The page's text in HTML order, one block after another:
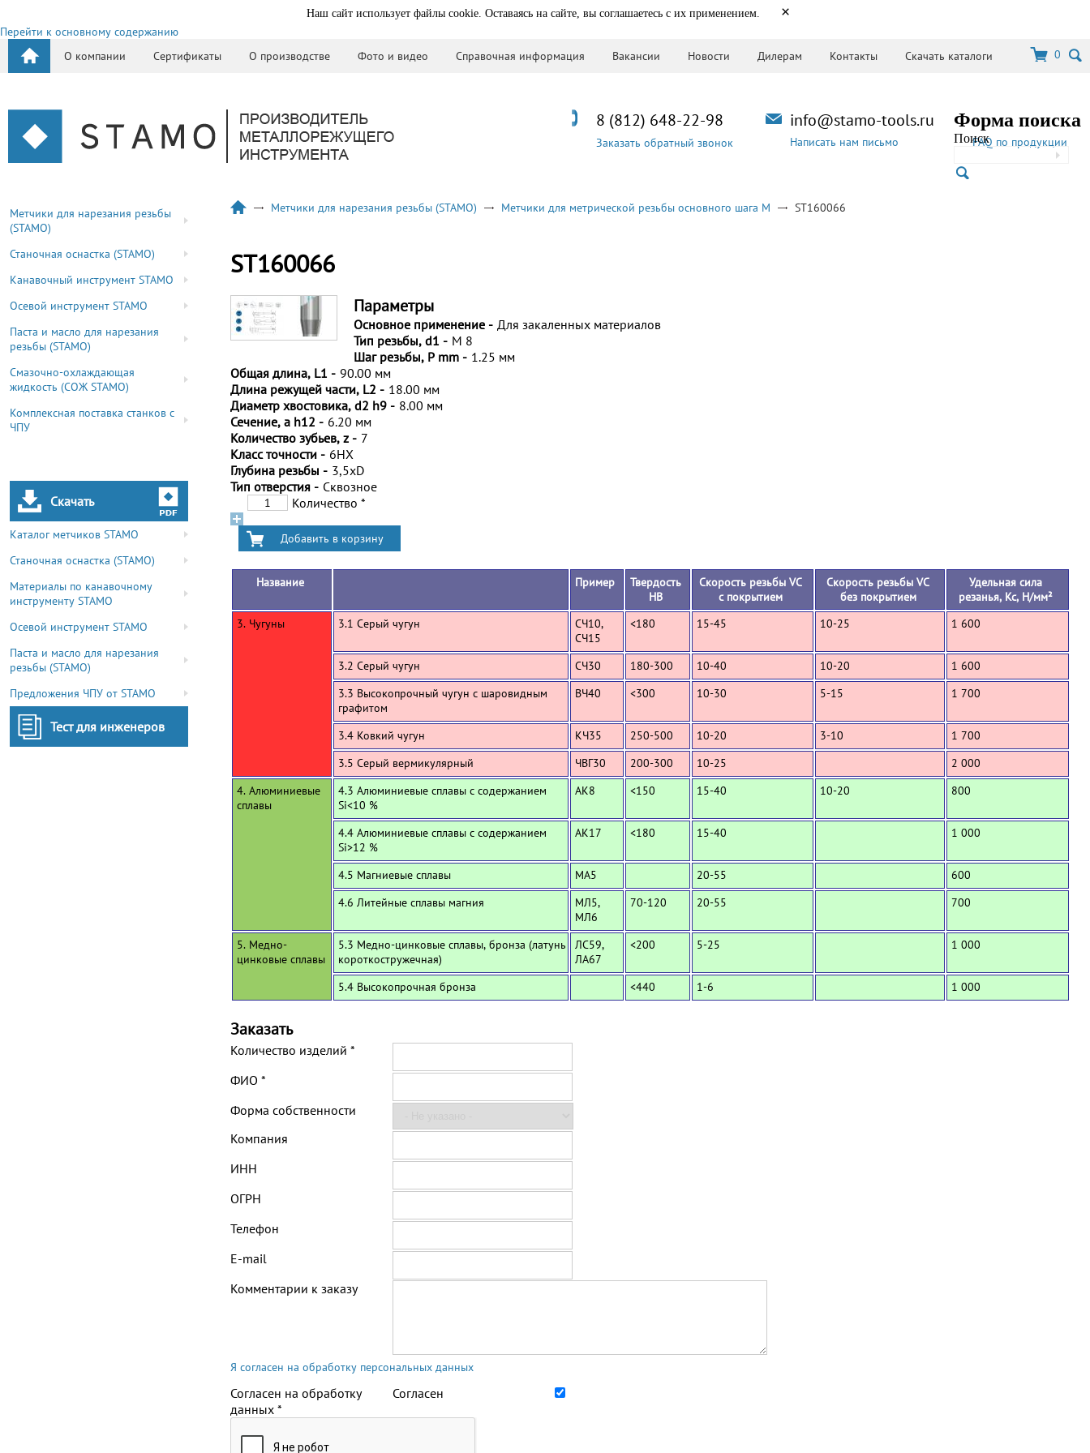
Наш сайт использует файлы cookie. Оставаясь на сайте, вы соглашаетесь с их применением. ×
Перейти к основному содержанию
О компании
Сертификаты О производстве Фото и видео Справочная информация Вакансии Новости Дилерам Контакты Скачать каталоги 0
Форма поиска
ПоискFAQ по продукции
info@stamo-tools.ru
Написать нам письмо
8 (812) 648-22-98
Заказать обратный звонок
Метчики для нарезания резьбы
(STAMO)
Станочная оснастка (STAMO)
Канавочный инструмент STAMO
Осевой инструмент STAMO
Паста и масло для нарезания
резьбы (STAMO)
Смазочно-охлаждающая
жидкость (СОЖ STAMO)
Комплексная поставка станков с
ЧПУ
Скачать
Каталог метчиков STAMO
Станочная оснастка (STAMO)
Материалы по канавочному
инструменту STAMO
Осевой инструмент STAMO
Паста и масло для нарезания
резьбы (STAMO)
Предложения ЧПУ от STAMO
Тест для инженеров
Метчики для нарезания резьбы (STAMO) Метчики для метрической резьбы основного шага M ST160066
ST160066
Параметры
Основное применение - Для закаленных материалов
Тип резьбы, d1 - M 8
Шаг резьбы, P mm - 1.25 мм
Общая длина, L1 - 90.00 мм
Длина режущей части, L2 - 18.00 мм
Диаметр хвостовика, d2 h9 - 8.00 мм
Сечение, a h12 - 6.20 мм
Количество зубьев, z - 7
Класс точности - 6HX
Глубина резьбы - 3,5xD
Тип отверстия - Сквозное
Количество *
Название Пример
Твердость
HB
Скорость резьбы VC
с покрытием
Скорость резьбы VC
без покрытием
Удельная сила
резанья, Кс, Н/мм²
3. Чугуны
3.1 Серый чугун
СЧ10,
СЧ15
<180 15-45 10-25 1 600
3.2 Серый чугун СЧ30 180-300 10-40 10-20
1 600
3.3 Высокопрочный чугун с шаровидным
графитом
ВЧ40 <300 10-30 5-15 1 700
3.4 Ковкий чугун КЧ35 250-500 10-20 3-10
1 700
3.5 Серый вермикулярный
ЧВГ30 200-300 10-25
2 000
4. Алюминиевые
сплавы
4.3 Алюминиевые сплавы с содержанием
Si<10 %
АК8 <150 15-40 10-20 800
4.4 Алюминиевые сплавы с содержанием
Si>12 %
АК17 <180 15-40 1 000
4.5 Магниевые сплавы МА5 20-55
600
4.6 Литейные сплавы магния
МЛ5,
МЛ6
70-120 20-55 700
5. Медно-
цинковые сплавы
5.3 Медно-цинковые сплавы, бронза (латунь
короткостружечная)
ЛС59,
ЛА67
<200 5-25 1 000
5.4 Высокопрочная бронза <440 1-6 1 000
Заказать
Количество изделий *
ФИО *
Форма собственности
Компания
ИНН
ОГРН
Телефон
E-mail
Комментарии к заказу
Я согласен на обработку персональных данных
Согласен на обработку
данных *
Согласен